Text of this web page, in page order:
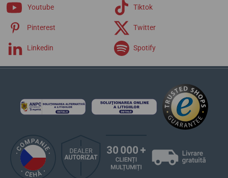
Youtube Tiktok
Pinterest Twitter
Linkedin Spotify